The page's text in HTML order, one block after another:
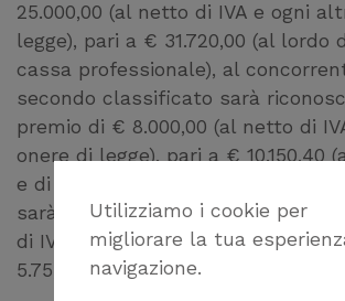
Utilizziamo i cookie per
migliorare la tua
navigazione.
25.000,00 (al netto di IVA e ogni
legge), pari a € 31.720,00 (al lordo
cassa professionale), al
secondo classificato sarà
premio di € 8.000,00 (al netto di
onere di legge), pari a € 10.150,40
e di cassa professionale), al
sarà assegnato un premio di €
di IVA e ogni altro onere di legge),
5.75,20 (al lordo di IVA e di cassa